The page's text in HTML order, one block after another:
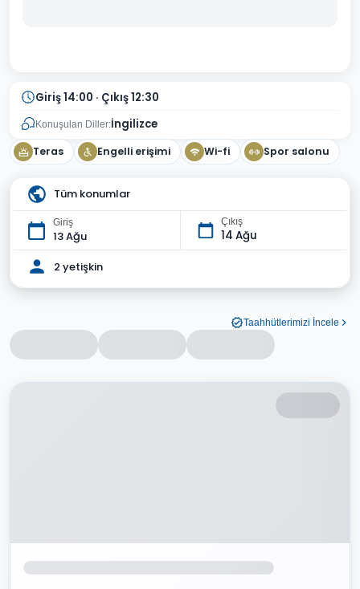
Giriş 14:00 · Çıkış 12:30
Konuşulan Diller:İngilizce
Teras Engelli erişimi Wi-fi Spor salonu
Tüm konumlar
Giriş
13 Ağu
Çıkış
14 Ağu
2 yetişkin
Taahhütlerimizi İncele